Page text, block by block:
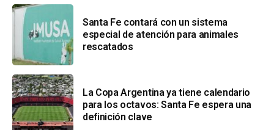
Santa Fe contará con un sistema
especial de atención para animales
rescatados
La Copa Argentina ya tiene calendario
para los octavos: Santa Fe espera una
definición clave